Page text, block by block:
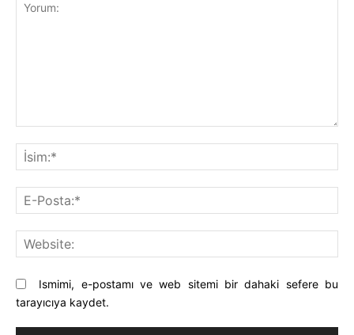
Ismimi, e-postamı ve web sitemi bir dahaki sefere bu
tarayıcıya kaydet.